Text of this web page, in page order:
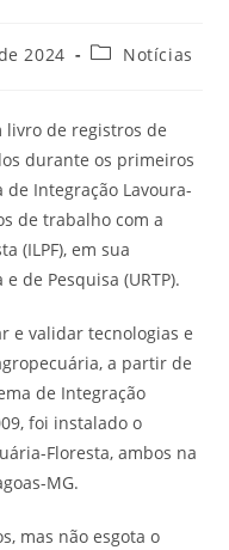
2024 Notícias
livro de registros de
durante os primeiros
Integração Lavoura-
de trabalho com a
(ILPF), em sua
de Pesquisa (URTP).
e validar tecnologias e
a partir de
de Integração
foi instalado o
Floresta, ambos na
MG.
mas não esgota o